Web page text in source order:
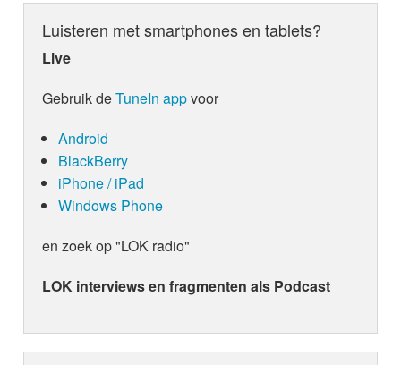
Luisteren met smartphones en tablets?
Live
Gebruik deTuneIn appvoor
Android
BlackBerry
iPhone / iPad
Windows Phone
en zoek op "LOK radio"
LOK interviews en fragmenten als Podcast